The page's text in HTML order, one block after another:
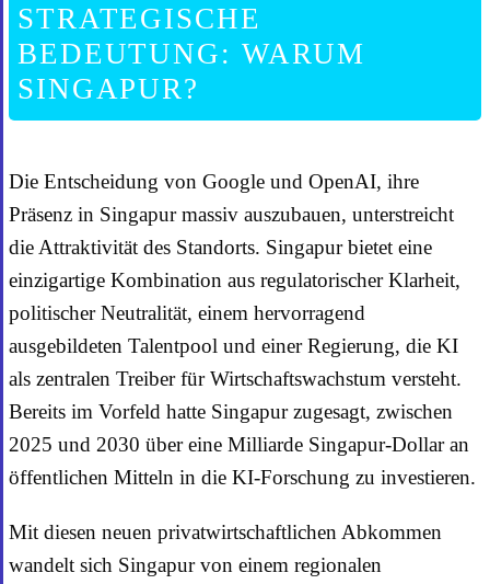
STRATEGISCHE
BEDEUTUNG: WARUM
SINGAPUR?
Die Entscheidung von Google und OpenAI, ihre
Präsenz in Singapur massiv auszubauen, unterstreicht
die Attraktivität des Standorts. Singapur bietet eine
einzigartige Kombination aus regulatorischer Klarheit,
politischer Neutralität, einem hervorragend
ausgebildeten Talentpool und einer Regierung, die KI
als zentralen Treiber für Wirtschaftswachstum versteht.
Bereits im Vorfeld hatte Singapur zugesagt, zwischen
2025 und 2030 über eine Milliarde Singapur-Dollar an
öffentlichen Mitteln in die KI-Forschung zu investieren.
Mit diesen neuen privatwirtschaftlichen Abkommen
wandelt sich Singapur von einem regionalen